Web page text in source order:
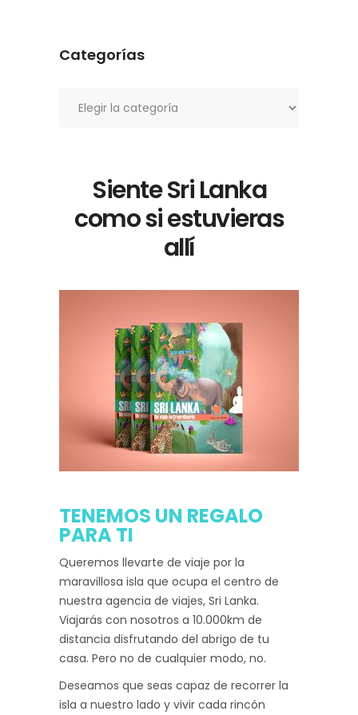
Categorías
Siente Sri Lanka
como si estuvieras
allí
TENEMOS UN REGALO
PARA TI
Queremos llevarte de viaje por la
maravillosa isla que ocupa el centro de
nuestra agencia de viajes, Sri Lanka.
Viajarás con nosotros a 10.000km de
distancia disfrutando del abrigo de tu
casa. Pero no de cualquier modo, no.
Deseamos que seas capaz de recorrer la
isla a nuestro lado y vivir cada rincón